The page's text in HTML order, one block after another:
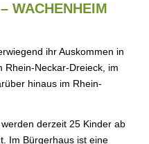
WACHENHEIM
ihr Auskommen in
Rhein-Neckar-Dreieck, im
hinaus im Rhein-
derzeit 25 Kinder ab
Im Bürgerhaus ist eine